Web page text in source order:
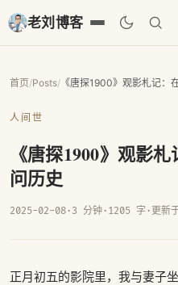
老刘博客
首页/Posts/
人间世
《唐探1900》观影
问历史
2025-02-08· 3 分钟· 1205 字 · 更新
正月初五的影院里，我与妻子